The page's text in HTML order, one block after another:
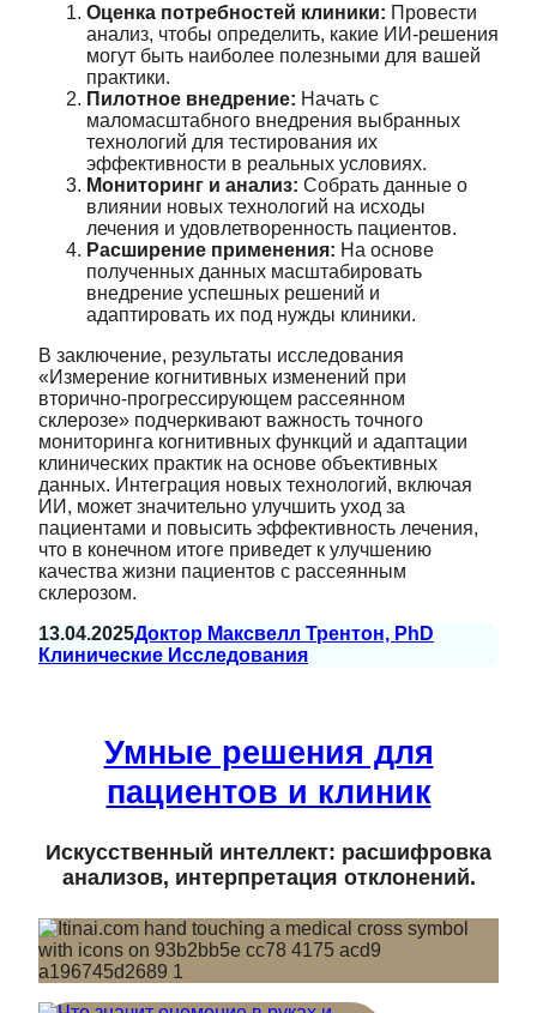
Оценка потребностей клиники: Провести
анализ, чтобы определить, какие ИИ-решения
могут быть наиболее полезными для вашей
практики.
Пилотное внедрение: Начать с
маломасштабного внедрения выбранных
технологий для тестирования их
эффективности в реальных условиях.
Мониторинг и анализ: Собрать данные о
влиянии новых технологий на исходы
лечения и удовлетворенность пациентов.
Расширение применения: На основе
полученных данных масштабировать
внедрение успешных решений и
адаптировать их под нужды клиники.
В заключение, результаты исследования
«Измерение когнитивных изменений при
вторично-прогрессирующем рассеянном
склерозе» подчеркивают важность точного
мониторинга когнитивных функций и адаптации
клинических практик на основе объективных
данных. Интеграция новых технологий, включая
ИИ, может значительно улучшить уход за
пациентами и повысить эффективность лечения,
что в конечном итоге приведет к улучшению
качества жизни пациентов с рассеянным
склерозом.
13.04.2025Доктор Максвелл Трентон, PhD
Клинические Исследования
Умные решения для
пациентов и клиник
Искусственный интеллект: расшифровка
анализов, интерпретация отклонений.